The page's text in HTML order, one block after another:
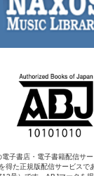
子書店・電子書籍配信サ
得た正規版配信サービスで